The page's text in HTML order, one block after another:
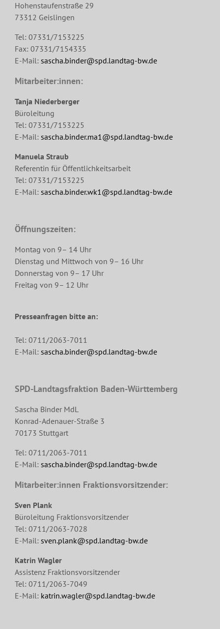
Hohenstaufenstraße 29
73312 Geislingen
Tel: 07331/7153225
Fax: 07331/7154335
E-Mail: sascha.binder@spd.landtag-bw.de
Mitarbeiter:innen:
Tanja Niederberger
Büroleitung
Tel: 07331/7153225
E-Mail: sascha.binder.ma1@spd.landtag-bw.de
Manuela Straub
Referentin für Öffentlichkeitsarbeit
Tel: 07331/7153225
E-Mail: sascha.binder.wk1@spd.landtag-bw.de
Öffnungszeiten:
Montag von 9– 14 Uhr
Dienstag und Mittwoch von 9– 16 Uhr
Donnerstag von 9– 17 Uhr
Freitag von 9– 12 Uhr
Presseanfragen bitte an:
Tel: 0711/2063-7011
E-Mail: sascha.binder@spd.landtag-bw.de
SPD-Landtagsfraktion Baden-Württemberg
Sascha Binder MdL
Konrad-Adenauer-Straße 3
70173 Stuttgart
Tel: 0711/2063-7011
E-Mail: sascha.binder@spd.landtag-bw.de
Mitarbeiter:innen Fraktionsvorsitzender:
Sven Plank
Büroleitung Fraktionsvorsitzender
Tel: 0711/2063-7028
E-Mail: sven.plank@spd.landtag-bw.de
Katrin Wagler
Assistenz Fraktionsvorsitzender
Tel: 0711/2063-7049
E-Mail: katrin.wagler@spd.landtag-bw.de